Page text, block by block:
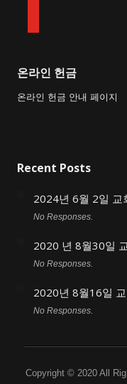
온라인 헌금
온라인 헌금 안내 페이지
Recent Posts
2024년 6월 2일 교
No Responses.
2020 년 8월30일
No Responses.
2020년 8월16일
No Responses.
Copyright © 2020 All